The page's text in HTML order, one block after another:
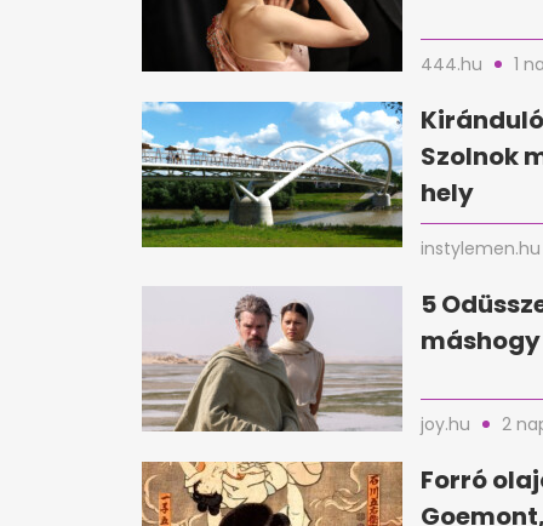
444.hu 1
Szolnok
hely
instylemen.hu
5
joy.hu 2
Forró